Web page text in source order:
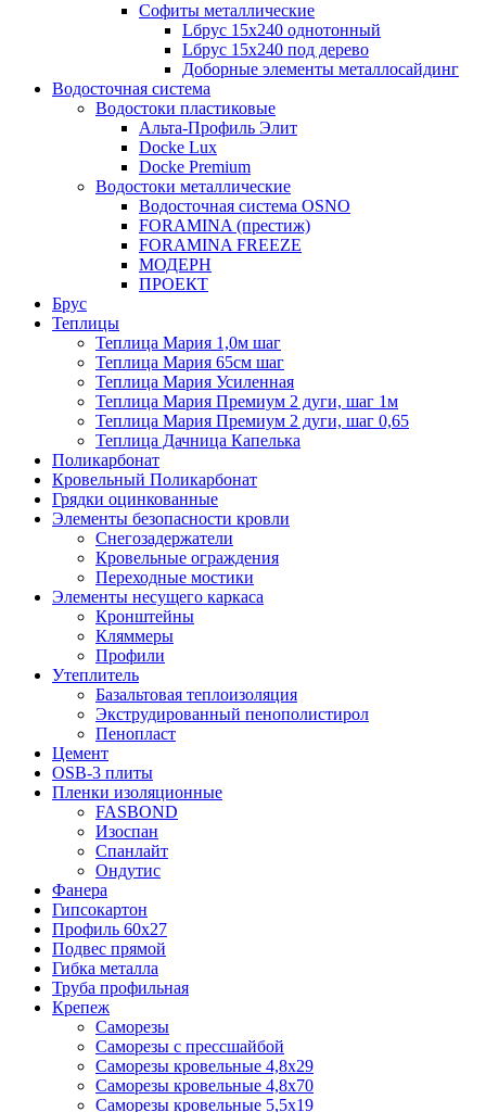
Софиты металлические
Lбрус 15x240 однотонный
Lбрус 15x240 под дерево
Доборные элементы металлосайдинг
Водосточная система
Водостоки пластиковые
Альта-Профиль Элит
Docke Lux
Docke Premium
Водостоки металлические
Водосточная система OSNO
FORAMINA (престиж)
FORAMINA FREEZE
МОДЕРН
ПРОЕКТ
Брус
Теплицы
Теплица Мария 1,0м шаг
Теплица Мария 65см шаг
Теплица Мария Усиленная
Теплица Мария Премиум 2 дуги, шаг 1м
Теплица Мария Премиум 2 дуги, шаг 0,65
Теплица Дачница Капелька
Поликарбонат
Кровельный Поликарбонат
Грядки оцинкованные
Элементы безопасности кровли
Снегозадержатели
Кровельные ограждения
Переходные мостики
Элементы несущего каркаса
Кронштейны
Кляммеры
Профили
Утеплитель
Базальтовая теплоизоляция
Экструдированный пенополистирол
Пенопласт
Цемент
OSB-3 плиты
Пленки изоляционные
FASBOND
Изоспан
Спанлайт
Ондутис
Фанера
Гипсокартон
Профиль 60х27
Подвес прямой
Гибка металла
Труба профильная
Крепеж
Саморезы
Саморезы с прессшайбой
Саморезы кровельные 4,8х29
Саморезы кровельные 4,8х70
Саморезы кровельные 5,5х19